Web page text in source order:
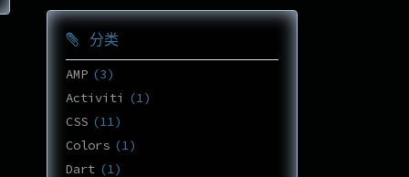
分类
AMP
3
Activiti
1
CSS
11
Colors
1
Dart
1